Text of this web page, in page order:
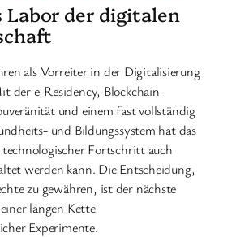
Labor der digitalen
als Vorreiter in der Digitalisierung
der e-Residency, Blockchain-
und einem fast vollständig
und Bildungssystem hat das
technologischer Fortschritt auch
werden kann. Die Entscheidung,
zu gewähren, ist der nächste
langen Kette
Experimente.